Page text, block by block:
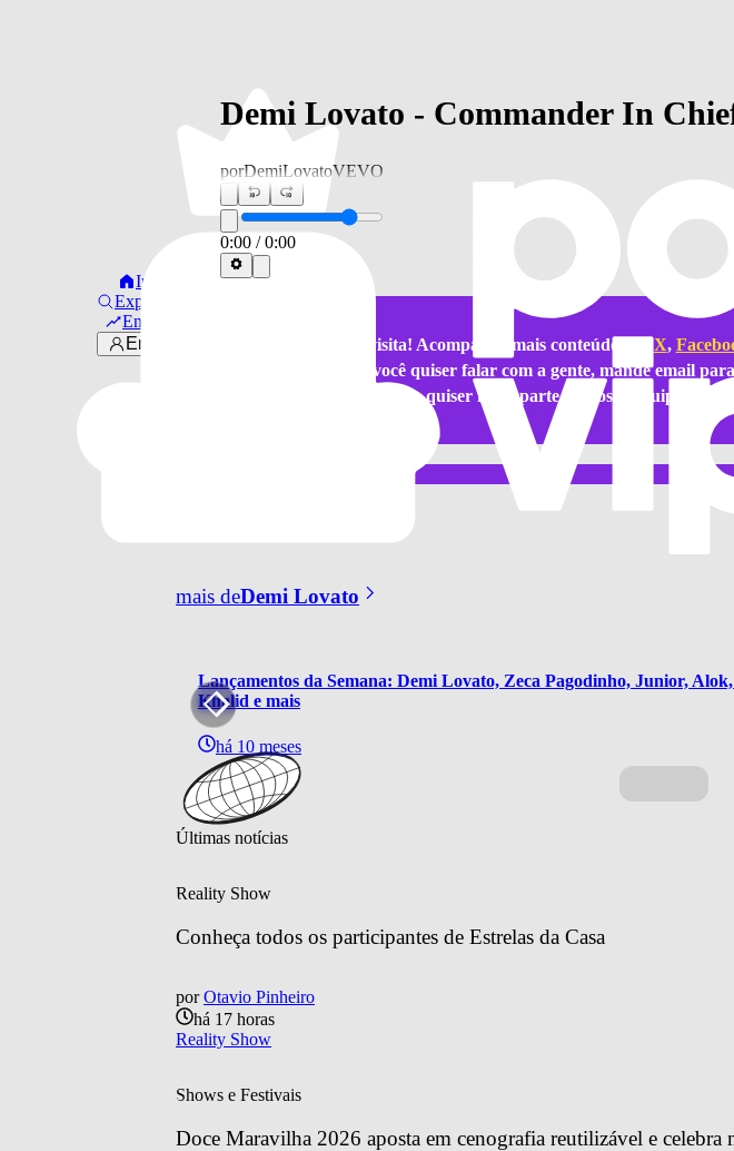
Início
Explorar
Em alta
Entrar
Demi Lovato - Commander In
porDemiLovatoVEVO
0:00 /0:00
Agradecemos pela sua visita! Acompanhe mais conteúdos noX,
. Se você quiser falar com a gente, mande email para
atender. Agora, se quiser fazer parte da nossa equipe de
mais deDemi Lovato
Lançamentos da Semana: Demi Lovato, Zeca Pagodinho, Junior,
Khalid e mais
há 10 meses
Últimas notícias
Reality Show
Conheça todos os participantes de Estrelas da Casa
por Otavio Pinheiro
há 17 horas
Reality Show
Shows e Festivais
Doce Maravilha 2026 aposta em cenografia reutilizável e celebra